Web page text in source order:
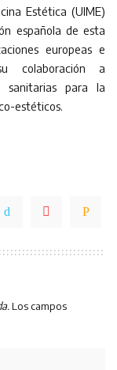
Estética (UIME)
española de esta
europeas e
colaboración a
sanitarias para la
estéticos.
Los campos